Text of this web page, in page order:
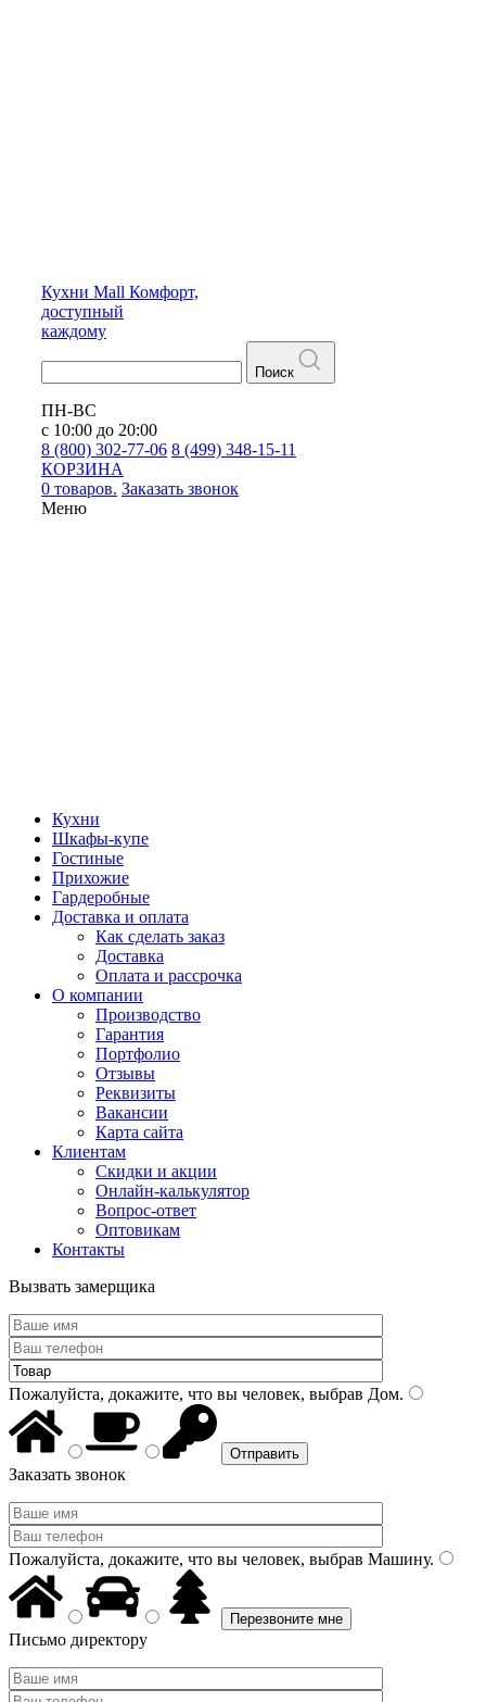
Кухни Mall Комфорт,
доступный
каждому
Поиск
ПН-ВС
с 10:00 до 20:00
8 (800) 302-77-06 8 (499) 348-15-11
КОРЗИНА
0 товаров. Заказать звонок
Меню
Кухни
Шкафы-купе
Гостиные
Прихожие
Гардеробные
Доставка и оплата
Как сделать заказ
Доставка
Оплата и рассрочка
О компании
Производство
Гарантия
Портфолио
Отзывы
Реквизиты
Вакансии
Карта сайта
Клиентам
Скидки и акции
Онлайн-калькулятор
Вопрос-ответ
Оптовикам
Контакты
Вызвать замерщика
Пожалуйста, докажите, что вы человек, выбрав Дом.
Заказать звонок
Пожалуйста, докажите, что вы человек, выбрав Машину.
Письмо директору